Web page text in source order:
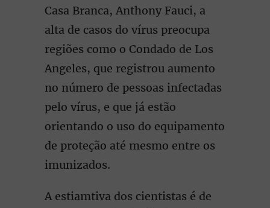
Casa Branca, Anthony Fauci, a
alta de casos do vírus preocupa
regiões como o Condado de Los
Angeles, que registrou aumento
no número de pessoas infectadas
pelo vírus, e que já estão
orientando o uso do equipamento
de proteção até mesmo entre os
imunizados.
A estiamtiva dos cientistas é de